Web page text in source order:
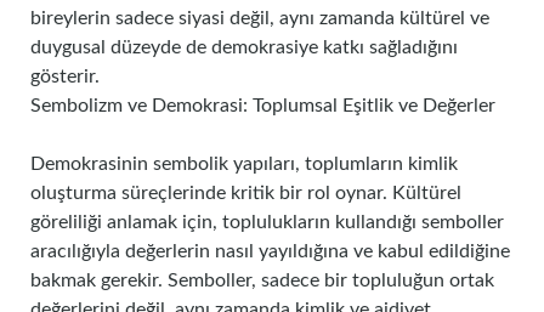
bireylerin sadece siyasi değil, aynı zamanda kültürel ve
duygusal düzeyde de demokrasiye katkı sağladığını
gösterir.
Sembolizm ve Demokrasi: Toplumsal Eşitlik ve Değerler
Demokrasinin sembolik yapıları, toplumların kimlik
oluşturma süreçlerinde kritik bir rol oynar. Kültürel
göreliliği anlamak için, toplulukların kullandığı semboller
aracılığıyla değerlerin nasıl yayıldığına ve kabul edildiğine
bakmak gerekir. Semboller, sadece bir topluluğun ortak